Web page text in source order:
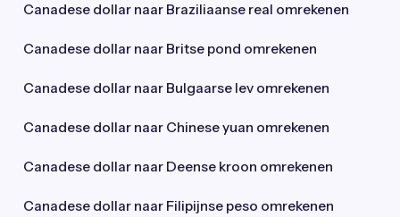
Canadese dollar naar Braziliaanse real omrekenen
Canadese dollar naar Britse pond omrekenen
Canadese dollar naar Bulgaarse lev omrekenen
Canadese dollar naar Chinese yuan omrekenen
Canadese dollar naar Deense kroon omrekenen
Canadese dollar naar Filipijnse peso omrekenen